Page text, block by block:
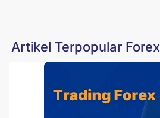
Artikel Terpopular Forex